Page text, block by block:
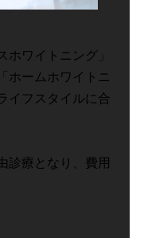
ホワイトニング」
ホームホワイトニ
イフスタイルに合
診療となり、費用